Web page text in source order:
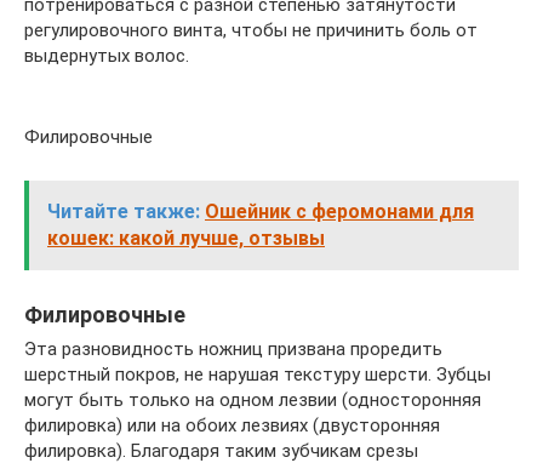
потренироваться с разной степенью затянутости
регулировочного винта, чтобы не причинить боль от
выдернутых волос.
Филировочные
Читайте также: Ошейник с феромонами для
кошек: какой лучше, отзывы
Филировочные
Эта разновидность ножниц призвана проредить
шерстный покров, не нарушая текстуру шерсти. Зубцы
могут быть только на одном лезвии (односторонняя
филировка) или на обоих лезвиях (двусторонняя
филировка). Благодаря таким зубчикам срезы